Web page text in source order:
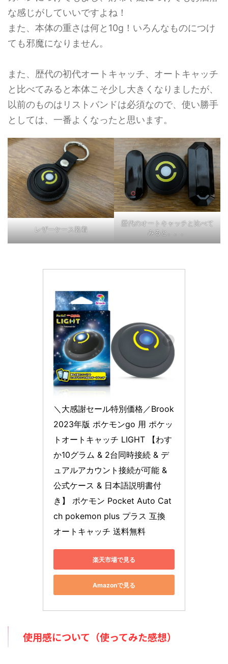
な感じがしていいですよね！
また、本体の重さは何と10g！いろんなものにつけ
ても邪魔になりません。
また、歴代の初代オートキャッチ、オートキャッチ
と比べてみると本体こそ少し大きくなりましたが、
以前のものはリストバンドは必須なので、使い勝手
としては、一番よくなったと思います。
レザーケース装着
歴代のオートキャッチと比べて
みると。。。
＼大感謝セール特別価格／Brook
2023年版 ポケモンgo 用 ポケッ
トオートキャッチ LIGHT 【わす
か10グラム & 2台同時接続 & デ
ュアルアカウント接続が可能 &
公式ケース & 日本語説明書付
き】 ポケモン Pocket Auto Cat
ch pokemon plus プラス 互換
オートキャッチ 送料無料
楽天市場で見る
Amazonで見る
使用感について（使ってみた感想）